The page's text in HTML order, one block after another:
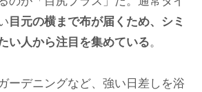
目元の横まで布が届くため、シミ
い人から注目を集めている。
ーデニングなど、強い日差しを浴